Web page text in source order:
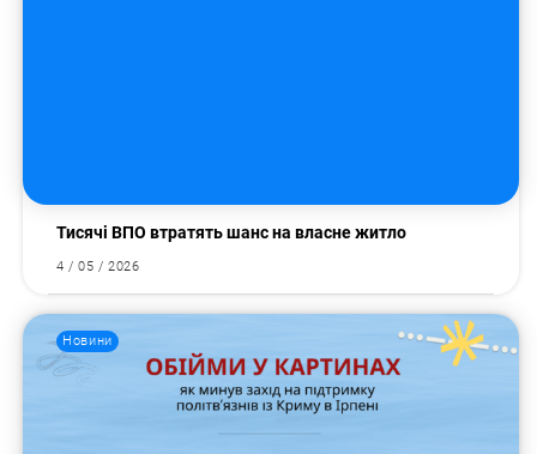
Тисячі ВПО втратять шанс на власне житло
4 / 05 / 2026
Новини